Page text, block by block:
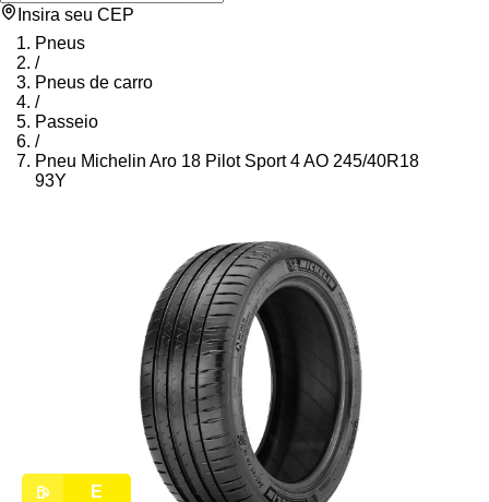
Insira seu CEP
Pneus
/
Pneus de carro
/
Passeio
/
Pneu Michelin Aro 18 Pilot Sport 4 AO 245/40R18
93Y
E